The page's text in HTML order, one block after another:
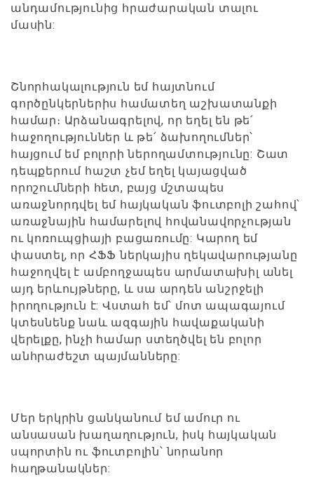
անդամությունից հրաժարական տալու
մասին:
Շնորհակալություն եմ հայտնում
գործընկերներիս համատեղ աշխատանքի
համար։ Արձանագրելով, որ եղել են թե՛
հաջողություններ և թե՛ ձախողումներ՝
հայցում եմ բոլորի ներողամտությունը: Շատ
դեպքերում հաշտ չեմ եղել կայացված
որոշումների հետ, բայց մշտապես
առաջնորդվել եմ հայկական ֆուտբոլի շահով՝
առաջնային համարելով հովանավորչության
ու կոռուպցիայի բացառումը: Կարող եմ
փաստել, որ ՀՖՖ ներկայիս ղեկավարությանը
հաջողվել է ամբողջապես արմատախիլ անել
այդ երևույթները, և սա արդեն անշրջելի
իրողություն է: Վստահ եմ՝ մոտ ապագայում
կտեսնենք նաև ազգային հավաքականի
վերելքը, ինչի համար ստեղծվել են բոլոր
անհրաժեշտ պայմանները:
Մեր երկրին ցանկանում եմ ամուր ու
անսասան խաղաղություն, իսկ հայկական
սպորտին ու ֆուտբոլին՝ նորանոր
հաղթանակներ: